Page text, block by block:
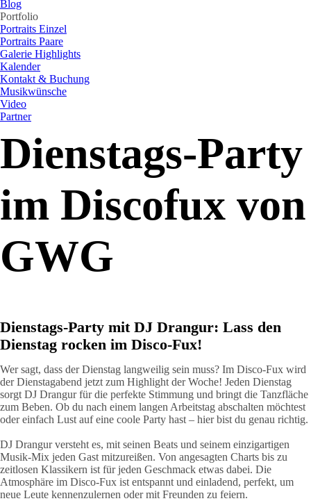
Blog
Portfolio
Portraits Einzel
Portraits Paare
Galerie Highlights
Kalender
Kontakt & Buchung
Musikwünsche
Video
Partner
Dienstags-Party
im Discofux von
GWG
Dienstags-Party mit DJ Drangur: Lass den
Dienstag rocken im Disco-Fux!
Wer sagt, dass der Dienstag langweilig sein muss? Im Disco-Fux wird
der Dienstagabend jetzt zum Highlight der Woche! Jeden Dienstag
sorgt DJ Drangur für die perfekte Stimmung und bringt die Tanzfläche
zum Beben. Ob du nach einem langen Arbeitstag abschalten möchtest
oder einfach Lust auf eine coole Party hast – hier bist du genau richtig.
DJ Drangur versteht es, mit seinen Beats und seinem einzigartigen
Musik-Mix jeden Gast mitzureißen. Von angesagten Charts bis zu
zeitlosen Klassikern ist für jeden Geschmack etwas dabei. Die
Atmosphäre im Disco-Fux ist entspannt und einladend, perfekt, um
neue Leute kennenzulernen oder mit Freunden zu feiern.